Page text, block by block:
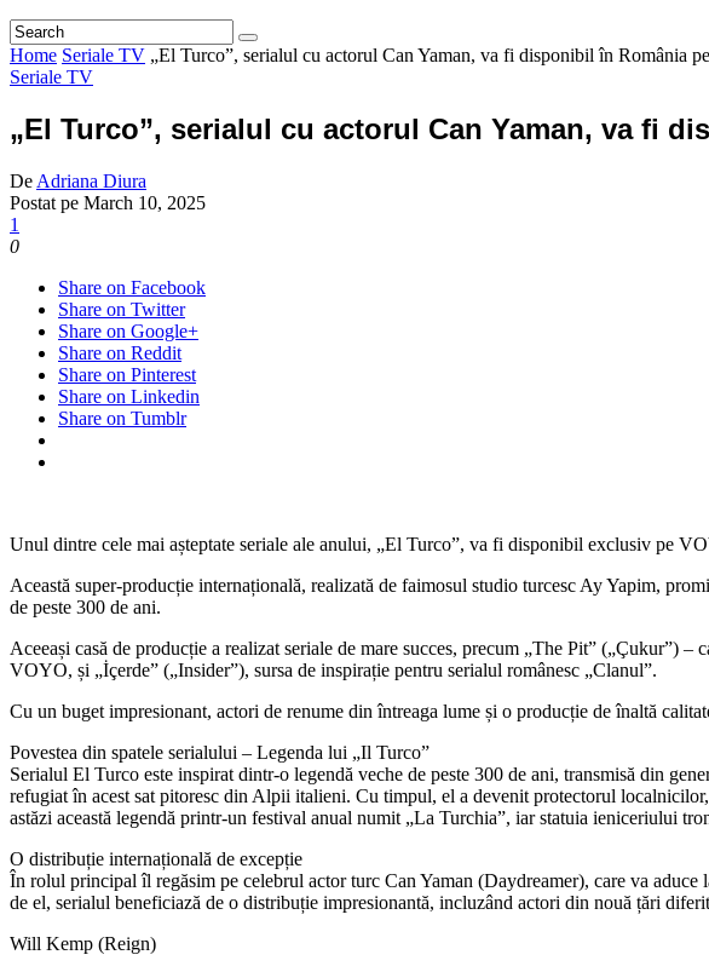
Home Seriale TV „El Turco”, serialul cu actorul Can Yaman, va fi disponibil în România
Seriale TV
„El Turco”, serialul cu actorul Can Yaman, va fi
De Adriana Diura
Postat pe March 10, 2025
1
0
Share on Facebook
Share on Twitter
Share on Google+
Share on Reddit
Share on Pinterest
Share on Linkedin
Share on Tumblr
Unul dintre cele mai așteptate seriale ale anului, „El Turco”, va fi disponibil exclusiv pe
Această super-producție internațională, realizată de faimosul studio turcesc Ay Yapim,
de peste 300 de ani.
Aceeași casă de producție a realizat seriale de mare succes, precum „The Pit” („Çukur”)
VOYO, și „İçerde” („Insider”), sursa de inspirație pentru serialul românesc „Clanul”.
Cu un buget impresionant, actori de renume din întreaga lume și o producție de înaltă
Povestea din spatele serialului – Legenda lui „Il Turco”
Serialul El Turco este inspirat dintr-o legendă veche de peste 300 de ani, transmisă din
refugiat în acest sat pitoresc din Alpii italieni. Cu timpul, el a devenit protectorul
astăzi această legendă printr-un festival anual numit „La Turchia”, iar statuia ieniceriului
O distribuție internațională de excepție
În rolul principal îl regăsim pe celebrul actor turc Can Yaman (Daydreamer), care va
de el, serialul beneficiază de o distribuție impresionantă, incluzând actori din nouă țări
Will Kemp (Reign)